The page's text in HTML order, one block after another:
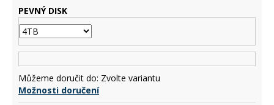
PEVNÝ DISK
Můžeme doručit do: Zvolte variantu
Možnosti doručení
u
u
e
m